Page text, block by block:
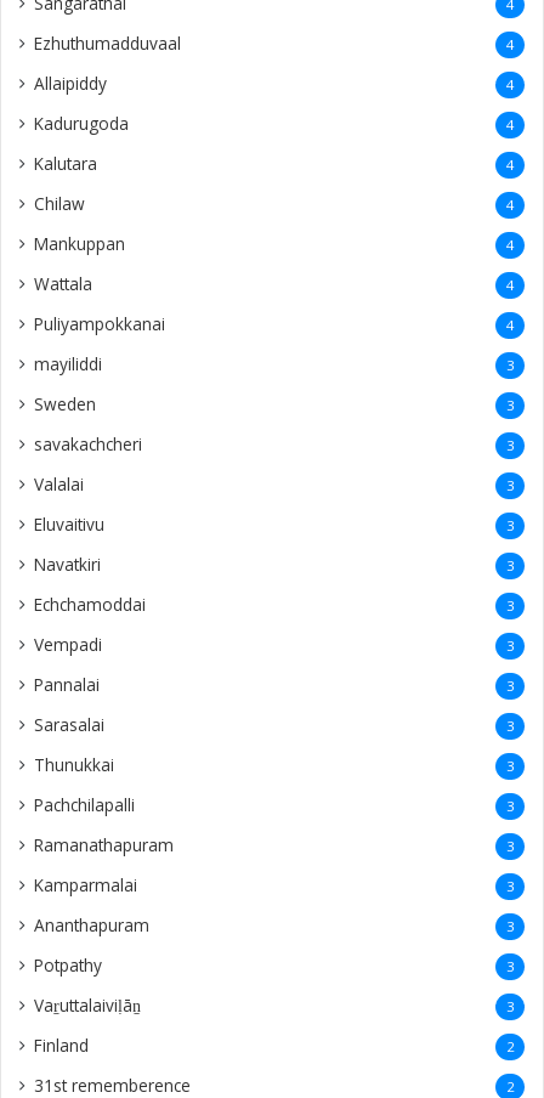
4
Ezhuthumadduvaal 4
Allaipiddy 4
Kadurugoda 4
Kalutara 4
Chilaw 4
Mankuppan 4
Wattala 4
Puliyampokkanai 4
mayiliddi 3
Sweden 3
savakachcheri 3
Valalai 3
Eluvaitivu 3
Navatkiri 3
Echchamoddai 3
Vempadi 3
Pannalai 3
Sarasalai 3
Thunukkai 3
Pachchilapalli 3
Ramanathapuram 3
Kamparmalai 3
Ananthapuram 3
‎Potpathy 3
Vaṟuttalaiviḷāṉ 3
Finland 2
31st rememberence 2